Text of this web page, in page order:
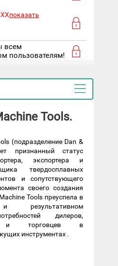
показать
всем
пользователям!
Tools.
(подразделение Dan &
признанный статус
экспортера и
твердосплавных
и сопутствующего
своего создания
Tools преуспела в
результативном
дилеров,
и торговцев в
инструментах .